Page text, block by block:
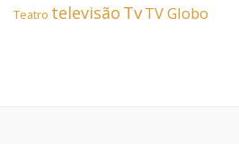
Teatro televisão TvTV Globo